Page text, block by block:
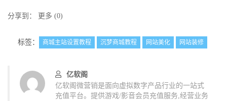
分享到： 更多 (0)
标签： 商城主站设置教程 沉梦商城教程 网站美化 网站装修
亿软阁
亿软阁微营销是面向虚拟数字产品行业的一站式
充值平台。提供游戏/影音会员充值服务,经营业务